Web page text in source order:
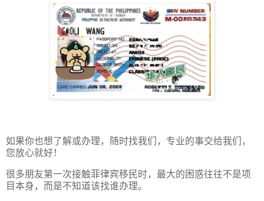
如果你也想了解或办理，随时找我们，专业的事交给我们，
您放心就好！
很多朋友第一次接触菲律宾移民时，最大的困惑往往不是项
目本身，而是不知道该找谁办理。